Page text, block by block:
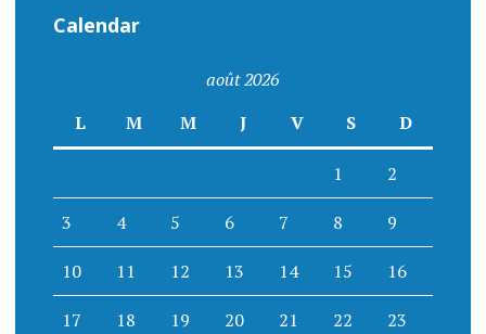
Calendar
août 2026
L
M M J V S D
1 2
3 4 5 6 7 8 9
10 11 12 13 14 15 16
17 18 19 20 21 22 23